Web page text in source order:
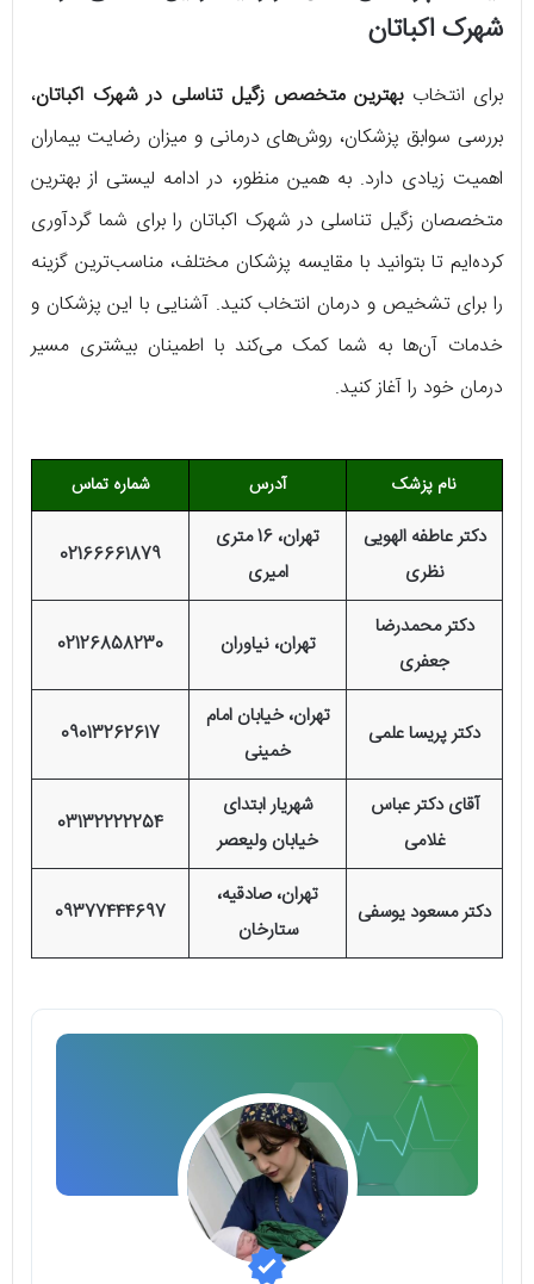
شهرک اکباتان
برای انتخاببهترین متخصص زگیل تناسلی در شهرک اکباتان،
بررسی سوابق پزشکان، روش‌های درمانی و میزان رضایت بیماران
اهمیت زیادی دارد. به همین منظور، در ادامه لیستی از بهترین
متخصصان زگیل تناسلی در شهرک اکباتان را برای شما گردآوری
کرده‌ایم تا بتوانید با مقایسه پزشکان مختلف، مناسب‌ترین گزینه
را برای تشخیص و درمان انتخاب کنید. آشنایی با این پزشکان و
خدمات آن‌ها به شما کمک می‌کند با اطمینان بیشتری مسیر
درمان خود را آغاز کنید.
نام پزشک آدرس شماره تماس
دکتر عاطفه الهویی
نظری
تهران، 16 متری
امیری
02166661879
دکتر محمدرضا
جعفری
تهران، نیاوران 02126858230
دکتر پریسا علمی
تهران، خیابان امام
خمینی
09013262617
آقای دکتر عباس
غلامی
شهریار ابتدای
خیابان ولیعصر
03132222254
دکتر مسعود یوسفی
تهران، صادقیه،
ستارخان
09377444697